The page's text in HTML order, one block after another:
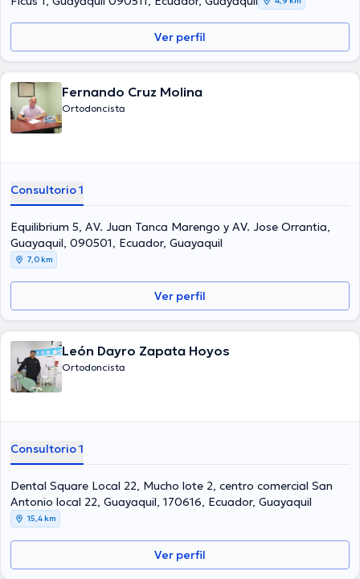
Ver perfil
Fernando Cruz Molina
Ortodoncista
Consultorio 1
Equilibrium 5, AV. Juan Tanca Marengo y AV. Jose Orrantia,
Guayaquil, 090501, Ecuador, Guayaquil
7,0 km
Ver perfil
León Dayro Zapata Hoyos
Ortodoncista
Consultorio 1
Dental Square Local 22, Mucho lote 2, centro comercial San
Antonio local 22, Guayaquil, 170616, Ecuador, Guayaquil
15,4 km
Ver perfil